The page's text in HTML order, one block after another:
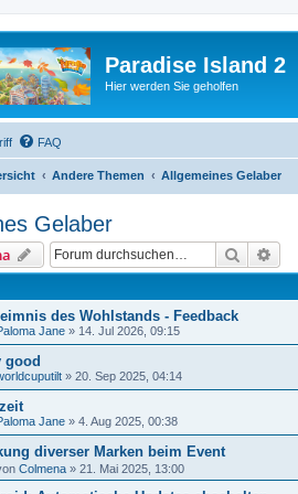
Paradise Island 2
Hier werden Sie geholfen
FAQ
Andere Themen Allgemeines Gelaber
Gelaber
Suche
des Wohlstands - Feedback
Jane » 14. Jul 2026, 09:15
good
» 20. Sep 2025, 04:14
Jane » 4. Aug 2025, 00:38
diverser Marken beim Event
Colmena » 21. Mai 2025, 13:00